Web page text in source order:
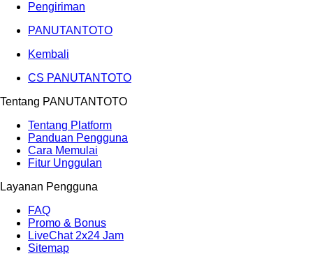
Pengiriman
PANUTANTOTO
Kembali
CS PANUTANTOTO
Tentang PANUTANTOTO
Tentang Platform
Panduan Pengguna
Cara Memulai
Fitur Unggulan
Layanan Pengguna
FAQ
Promo & Bonus
LiveChat 2x24 Jam
Sitemap